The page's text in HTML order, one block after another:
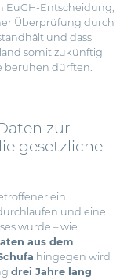
EuGH-Entscheidung,
Überprüfung durch
und dass
somit zukünftig
beruhen dürften.
zur
gesetzliche
ein
und eine
wurde – wie
aus dem
hingegen wird
drei Jahre lang